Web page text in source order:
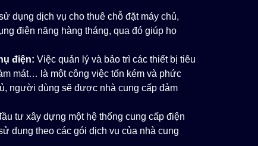
dụng dịch vụ cho thuê chỗ đặt máy chủ,
điện năng hàng tháng, qua đó giúp họ
điện: Việc quản lý và bảo trì các thiết bị tiêu
mát… là một công việc tốn kém và phức
người dùng sẽ được nhà cung cấp đảm
tư xây dựng một hệ thống cung cấp điện
dụng theo các gói dịch vụ của nhà cung